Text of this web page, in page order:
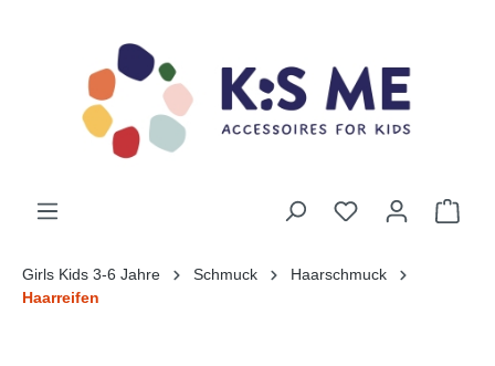
Girls Kids 3-6 Jahre Schmuck
Haarschmuck
Haarreifen